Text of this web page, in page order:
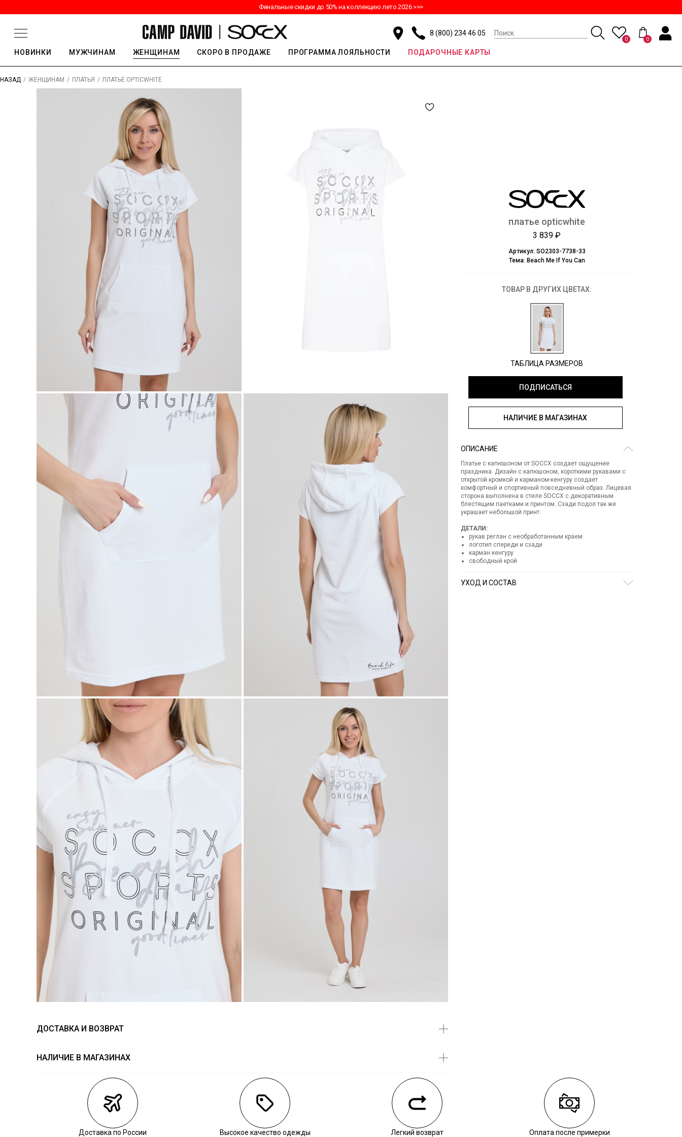
Финальные скидки до 50% на коллекцию лето 2026 >>>
8 (800) 234 46 05
0 0
НОВИНКИ МУЖЧИНАМ ЖЕНЩИНАМ СКОРО В ПРОДАЖЕ ПРОГРАММА ЛОЯЛЬНОСТИ ПОДАРОЧНЫЕ КАРТЫ
НАЗАД / ЖЕНЩИНАМ / ПЛАТЬЯ / ПЛАТЬЕ OPTICWHITE
ДОСТАВКА И ВОЗВРАТ
Курьерская доставка СДЭК
Самовывоз из пункта выдачи СДЭК
Самовывоз из наших магазинов
НАЛИЧИЕ В МАГАЗИНАХ
платье opticwhite
3 839 ₽
Артикул: SO2303-7738-33
Тема: Beach Me If You Can
ТОВАР В ДРУГИХ ЦВЕТАХ:
ТАБЛИЦА РАЗМЕРОВ
ПОДПИСАТЬСЯ
НАЛИЧИЕ В МАГАЗИНАХ
ОПИСАНИЕ
Платье с капюшоном от SOCCX создает ощущение
праздника. Дизайн с капюшоном, короткими рукавами с
открытой кромкой и карманом-кенгуру создает
комфортный и спортивный повседневный образ. Лицевая
сторона выполнена в стиле SOCCX с декоративным
блестящим паетками и принтом. Сзади подол так же
украшает небольшой принт.
ДЕТАЛИ:
рукав реглан с необработанным краем
логотип спереди и сзади
карман кенгуру
свободный крой
УХОД И СОСТАВ
Доставка по России Высокое качество одежды Легкий возврат Оплата после примерки